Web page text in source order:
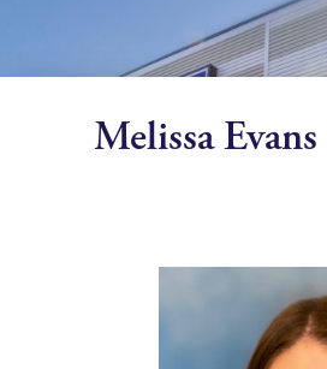
Melissa